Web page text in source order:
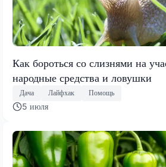
Как бороться со слизнями на
народные средства и ловушки
Дача Лайфхак Помощь
5 июля